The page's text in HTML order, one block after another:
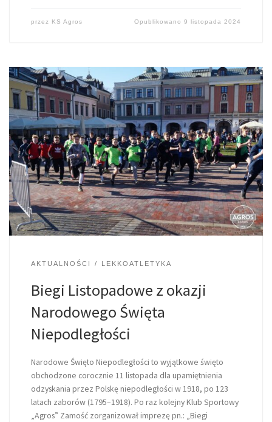
przez KS Agros Opublikowano9 listopada 2024
AKTUALNOŚCI LEKKOATLETYKA
Biegi Listopadowe z okazji
Narodowego Święta
Niepodległości
Narodowe Święto Niepodległości to wyjątkowe święto
obchodzone corocznie 11 listopada dla upamiętnienia
odzyskania przez Polskę niepodległości w 1918, po 123
latach zaborów (1795–1918). Po raz kolejny Klub Sportowy
„Agros” Zamość zorganizował imprezę pn.: „Biegi